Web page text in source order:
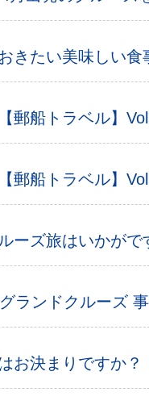
きたい美味しい
郵船トラベル】
郵船トラベル】
ーズ旅はいかが
ランドクルーズ
お決まりですか